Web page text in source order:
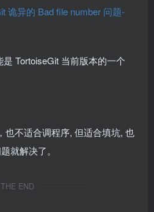
TortoiseGit 当前版本的一个
也不适合调程序, 但适合填坑, 也
就解决了。
THE END